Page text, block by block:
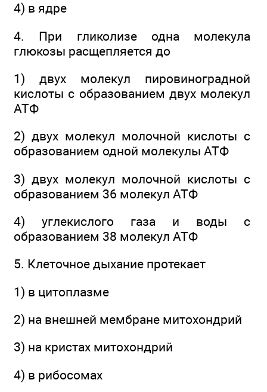
4) в ядре
4. При гликолизе одна молекула
глюкозы расщепляется до
1) двух молекул пировиноградной
кислоты с образованием двух молекул
АТФ
2) двух молекул молочной кислоты с
образованием одной молекулы АТФ
3) двух молекул молочной кислоты с
образованием 36 молекул АТФ
4) углекислого газа и воды с
образованием 38 молекул АТФ
5. Клеточное дыхание протекает
1) в цитоплазме
2) на внешней мембране митохондрий
3) на кристах митохондрий
4) в рибосомах